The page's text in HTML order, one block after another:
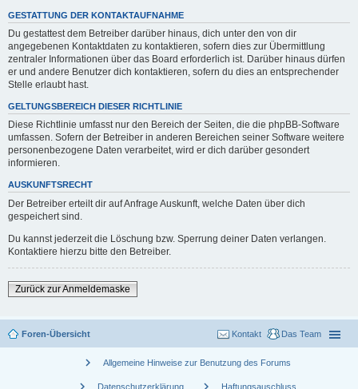
GESTATTUNG DER KONTAKTAUFNAHME
Du gestattest dem Betreiber darüber hinaus, dich unter den von dir
angegebenen Kontaktdaten zu kontaktieren, sofern dies zur Übermittlung
zentraler Informationen über das Board erforderlich ist. Darüber hinaus dürfen
er und andere Benutzer dich kontaktieren, sofern du dies an entsprechender
Stelle erlaubt hast.
GELTUNGSBEREICH DIESER RICHTLINIE
Diese Richtlinie umfasst nur den Bereich der Seiten, die die phpBB-Software
umfassen. Sofern der Betreiber in anderen Bereichen seiner Software weitere
personenbezogene Daten verarbeitet, wird er dich darüber gesondert
informieren.
AUSKUNFTSRECHT
Der Betreiber erteilt dir auf Anfrage Auskunft, welche Daten über dich
gespeichert sind.
Du kannst jederzeit die Löschung bzw. Sperrung deiner Daten verlangen.
Kontaktiere hierzu bitte den Betreiber.
Zurück zur Anmeldemaske
Foren-Übersicht Das Team
Kontakt
chevron_right Allgemeine Hinweise zur Benutzung des Forums
Datenschutzerklärung Haftungsauschluss